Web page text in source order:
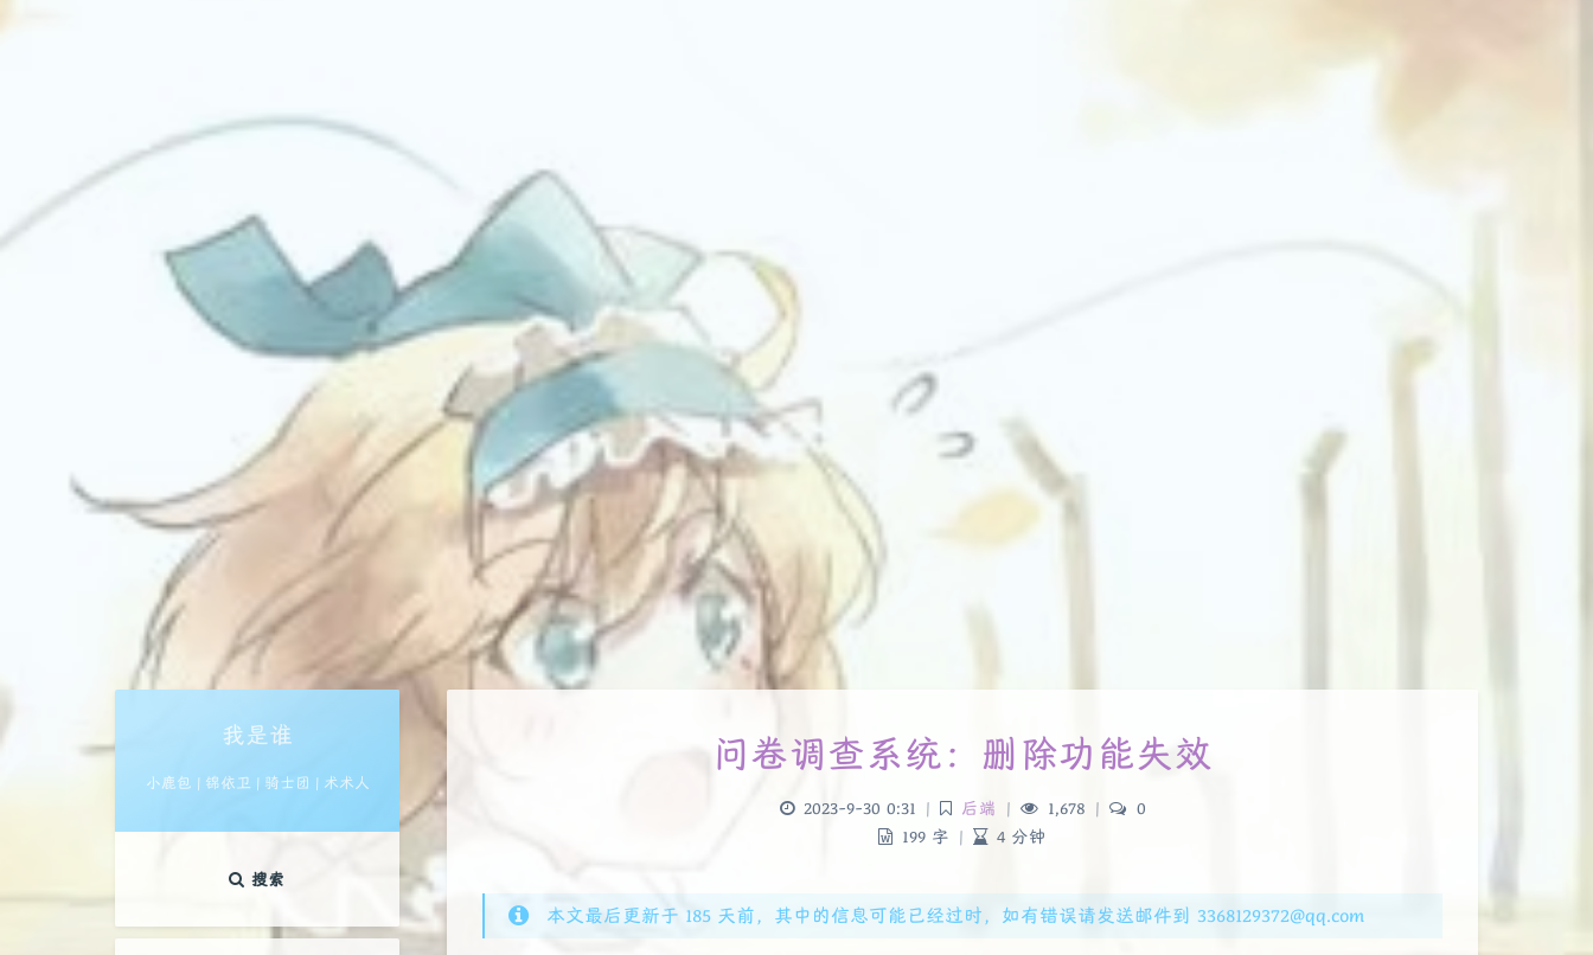
我是谁
小鹿包 | 锦依卫 | 骑士团 | 术术人
搜索
问卷调查系统：删除功能失效
2023-9-30 0:31 | 后端 | 1,678 |
0
199 字 | 4 分钟
本文最后更新于 185 天前，其中的信息可能已经过时，如有错误请发送邮件到 3368129372@qq.com